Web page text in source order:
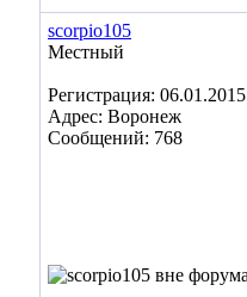
scorpio105
Местный
Регистрация: 06.01.2015
Адрес: Воронеж
Сообщений: 768